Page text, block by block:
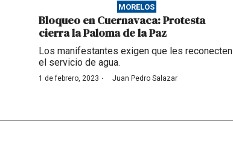
MORELOS
Bloqueo en Cuernavaca: Protesta
cierra la Paloma de la Paz
Los manifestantes exigen que les reconecten
el servicio de agua.
1 de febrero, 2023 · Juan Pedro Salazar